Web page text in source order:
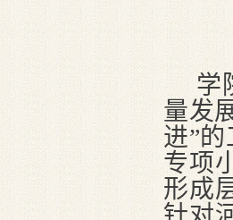
学
量发
进”
专项
形成